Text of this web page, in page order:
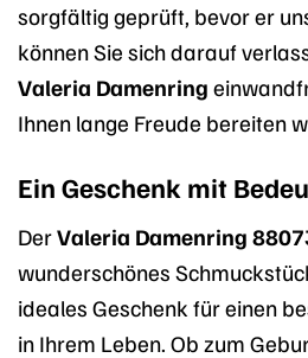
sorgfältig geprüft, bevor er
können Sie sich darauf
Valeria Damenring
Ihnen lange Freude bereiten
Ein Geschenk mit
DerValeria Damenring
wunderschönes
ideales Geschenk für einen
in Ihrem Leben. Ob zum